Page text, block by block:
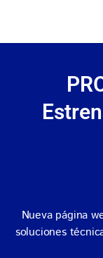
Nueva página
soluciones